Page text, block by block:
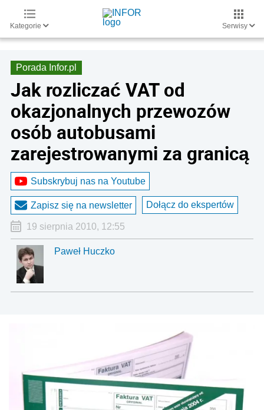
Kategorie Serwisy
Porada Infor.pl
Jak rozliczać VAT od
okazjonalnych przewozów
osób autobusami
zarejestrowanymi za granicą
Subskrybuj nas na Youtube
Zapisz się na newsletter Dołącz do ekspertów
19 sierpnia 2010, 12:55
Paweł Huczko